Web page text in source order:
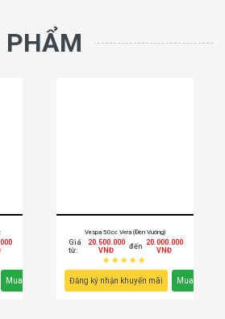
PHẨM
Mua ngay
Vespa 50cc Vera (Đèn Vuông)
Giá
từ:
20.500.000
VNĐ
đến 20.000.000
VNĐ
Đăng ký nhận khuyến mãi Mua ngay